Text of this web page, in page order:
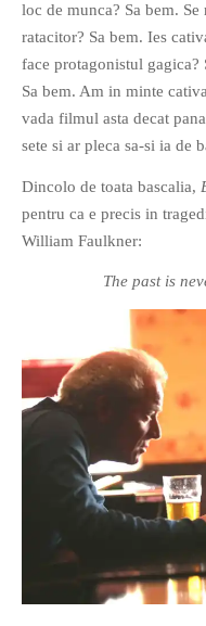
PRIETENI DIN AFARA BRESLEI
GloryBox.ro
Vreau-schimbare.ro
Filme-Carti.ro
loc de munca? Sa bem.
ratacitor? Sa bem. Ies
face protagonistul
Sa bem. Am in minte
vada filmul asta decat
sete si ar pleca sa-si ia de
Dincolo de toata bascalia,
pentru ca e precis in
William Faulkner:
The past is